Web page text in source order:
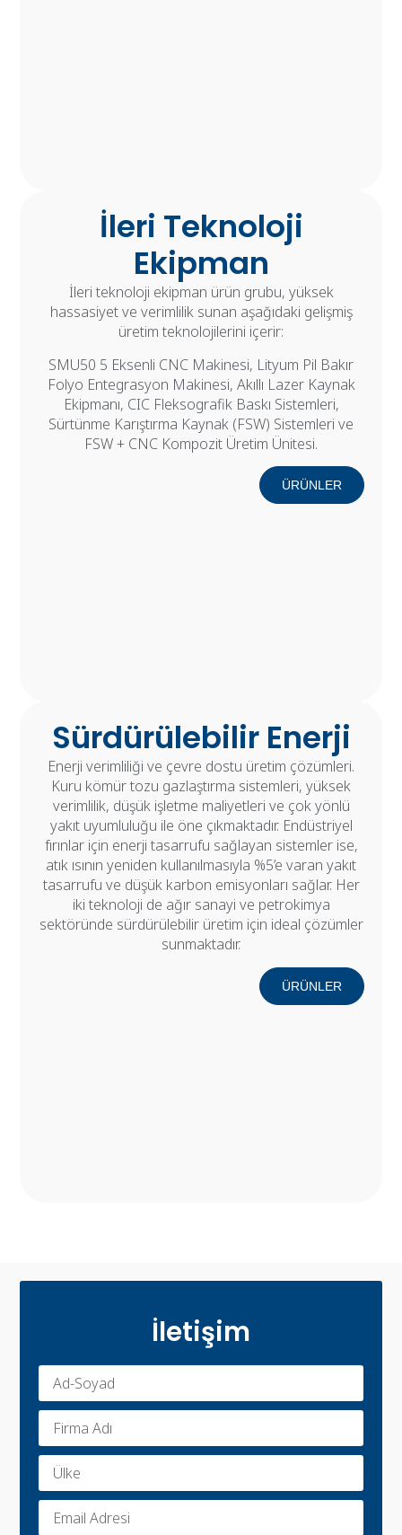
İleri Teknoloji
Ekipman
İleri teknoloji ekipman ürün grubu, yüksek
hassasiyet ve verimlilik sunan aşağıdaki gelişmiş
üretim teknolojilerini içerir:
SMU50 5 Eksenli CNC Makinesi, Lityum Pil Bakır
Folyo Entegrasyon Makinesi, Akıllı Lazer Kaynak
Ekipmanı, CIC Fleksografik Baskı Sistemleri,
Sürtünme Karıştırma Kaynak (FSW) Sistemleri ve
FSW + CNC Kompozit Üretim Ünitesi.
ÜRÜNLER
Sürdürülebilir Enerji
Enerji verimliliği ve çevre dostu üretim çözümleri.
Kuru kömür tozu gazlaştırma sistemleri, yüksek
verimlilik, düşük işletme maliyetleri ve çok yönlü
yakıt uyumluluğu ile öne çıkmaktadır. Endüstriyel
fırınlar için enerji tasarrufu sağlayan sistemler ise,
atık ısının yeniden kullanılmasıyla %5’e varan yakıt
tasarrufu ve düşük karbon emisyonları sağlar. Her
iki teknoloji de ağır sanayi ve petrokimya
sektöründe sürdürülebilir üretim için ideal çözümler
sunmaktadır.
ÜRÜNLER
İletişim